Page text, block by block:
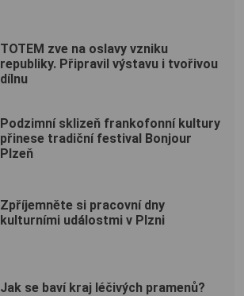
TOTEM zve na oslavy vzniku
republiky. Připravil výstavu i tvořivou
dílnu
Podzimní sklizeň frankofonní kultury
přinese tradiční festival Bonjour
Plzeň
Zpříjemněte si pracovní dny
kulturními událostmi v Plzni
Jak se baví kraj léčivých pramenů?